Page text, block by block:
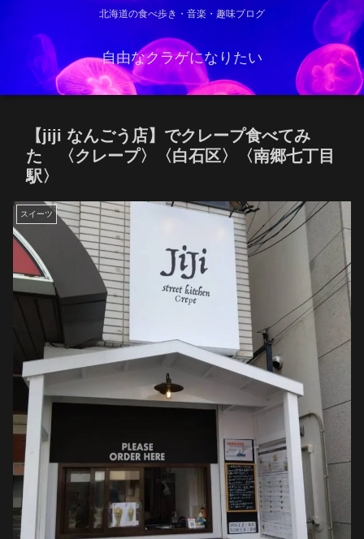
北海道の食べ歩き・音楽・趣味ブログ
自由なクラゲになりたい
【jiji なんごう店】でクレープ食べてみ
た 〈クレープ〉〈白石区〉〈南郷七丁目
駅〉
スイーツ